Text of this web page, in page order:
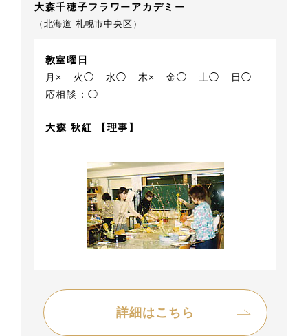
大森千穂子フラワーアカデミー
（北海道 札幌市中央区）
教室曜日
月×
火◯ 水◯ 木× 金◯ 土◯
日◯
応相談：◯
大森 秋紅 【理事】
詳細はこちら